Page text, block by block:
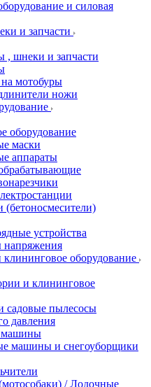
и силовая
и запчасти
, шнеки и запчасти
на мотобуры
ножи
оборудование
маски
аппараты
(бетоносмесители)
устройства
напряжения
оборудование
и клининговое
садовые пылесосы
давления
машины
машины и снегоуборщики
/ Лодочные